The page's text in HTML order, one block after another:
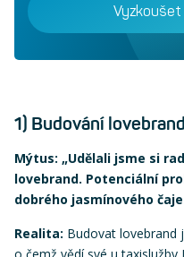
1) Budování
Mýtus: „Udělali jsme si
lovebrand. Potenciální
dobrého jasmínového
Realita: Budovat lovebrand